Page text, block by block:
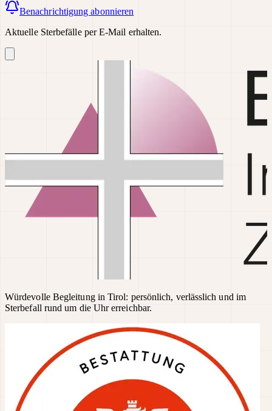
Benachrichtigung abonnieren
Aktuelle Sterbefälle per E-Mail erhalten.
Würdevolle Begleitung in Tirol: persönlich, verlässlich und im
Sterbefall rund um die Uhr erreichbar.